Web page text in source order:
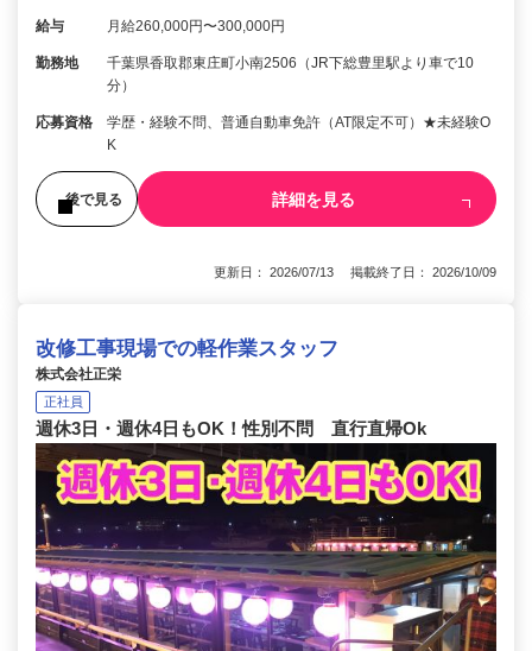
給与 月給260,000円〜300,000円
勤務地
千葉県香取郡東庄町小南2506（JR下総豊里駅より車で10
分）
応募資格
学歴・経験不問、普通自動車免許（AT限定不可）★未経験O
K
後で見る 詳細を見る
更新日： 2026/07/13 掲載終了日： 2026/10/09
改修工事現場での軽作業スタッフ
株式会社正栄
正社員
週休3日・週休4日もOK！性別不問 直行直帰Ok